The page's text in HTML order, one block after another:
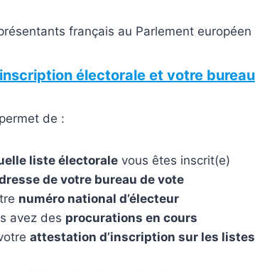
français au Parlement
électorale et votre
de :
liste électorale vous êtes inscrit(e)
de votre bureau de vote
numéro national d’électeur
avez des procurations en cours
attestation d’inscription sur les